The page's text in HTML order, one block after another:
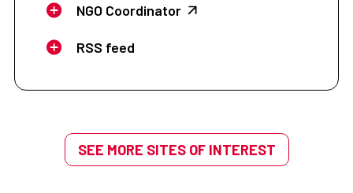
NGO Coordinator
RSS feed
SEE MORE SITES OF INTEREST